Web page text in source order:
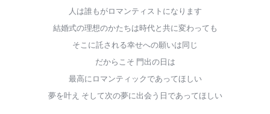
人は誰もがロマンティストになります
結婚式の理想のかたちは時代と共に変わっても
そこに託される幸せへの願いは同じ
だからこそ 門出の日は
最高にロマンティックであってほしい
夢を叶え そして次の夢に出会う日であってほしい